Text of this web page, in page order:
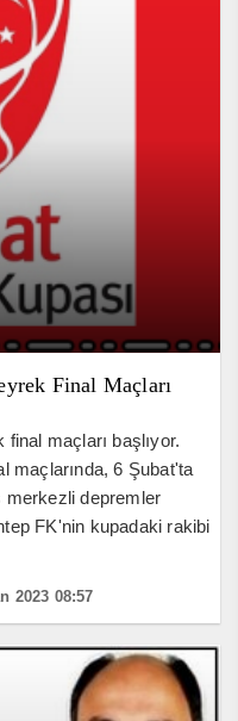
Final Maçları
maçları başlıyor.
maçlarında, 6 Şubat'ta
merkezli depremler
FK'nin kupadaki rakibi
2023 08:57